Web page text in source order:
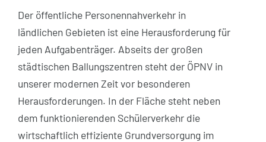
Der öffentliche Personen­nahverkehr in
ländlichen Gebieten ist eine Heraus­forderung für
jeden Aufgaben­träger. Abseits der großen
städtischen Ballungszentren steht der ÖPNV in
unserer modernen Zeit vor besonderen
Herausforderungen. In der Fläche steht neben
dem funktion­ierenden Schüler­verkehr die
wirtschaftlich effiziente Grund­versorgung im